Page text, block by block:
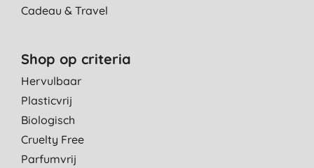
Cadeau & Travel
Shop op criteria
Hervulbaar
Plasticvrij
Biologisch
Cruelty Free
Parfumvrij